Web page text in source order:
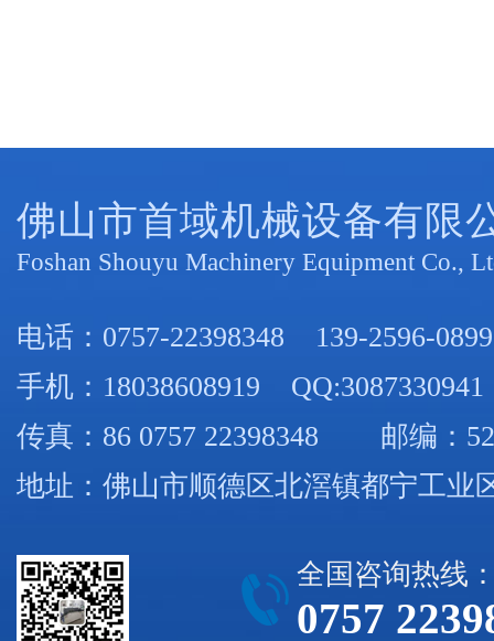
佛山市首域机械设备有限
Foshan Shouyu Machinery Equipment Co.,
电话： 0757-22398348
139-2596-0899
手机： 18038608919 QQ:3087330941
传真：86 0757 22398348 邮编：
地址：佛山市顺德区北滘镇都宁工业
全国咨询热线
0757